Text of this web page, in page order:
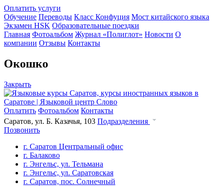
Оплатить услуги
Обучение Переводы Класс Конфуция Мост китайского языка
Экзамен HSK Образовательные поездки
Главная Фотоальбом Журнал «Полиглот» Новости О
компании Отзывы Контакты
Окошко
Закрыть
Оплатить Фотоальбом Контакты
Саратов, ул. Б. Казачья, 103 Подразделения
Позвонить
г. Саратов Центральный офис
г. Балаково
г. Энгельс, ул. Тельмана
г. Энгельс, ул. Саратовская
г. Саратов, пос. Солнечный